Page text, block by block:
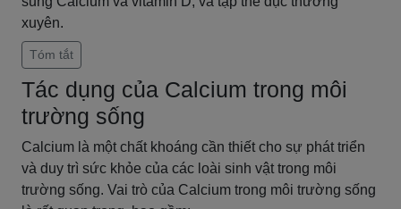
xuyên.
Tóm tắt
Tác dụng của Calcium trong môi
trường sống
Calcium là một chất khoáng cần thiết cho sự phát triển
và duy trì sức khỏe của các loài sinh vật trong môi
trường sống. Vai trò của Calcium trong môi trường sống